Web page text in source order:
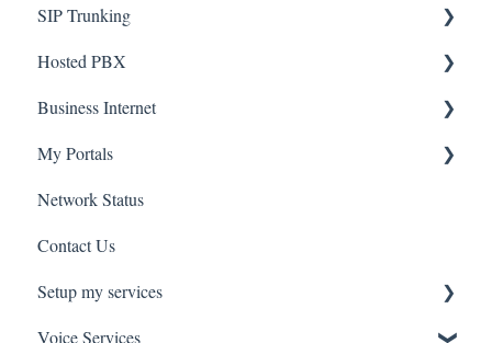
SIP Trunking
Service Installation
Troubleshooting
Hosted PBX
Service Installation
Troubleshooting
Business Internet
Service Installation
My Portals
uControl
MyPhone
Network Status
Contact Us
Setup my services
VOIP - Voice over Internet Protocol
Voice Services